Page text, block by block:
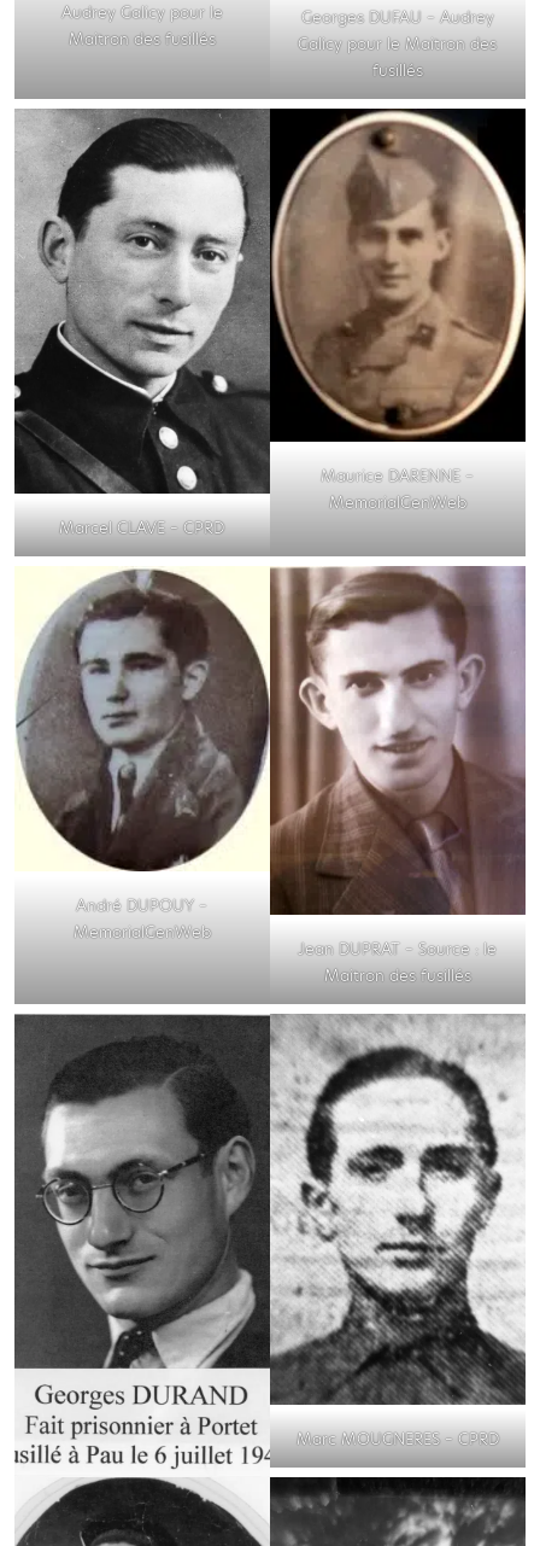
Audrey Galicy pour le
Maitron des fusillés
Georges DUFAU – Audrey
Galicy pour le Maitron des
fusillés
Marcel CLAVE – CPRD
Maurice DARENNE –
MemorialGenWeb
André DUPOUY –
MemorialGenWeb
Jean DUPRAT – Source : le
Maitron des fusillés
Marc MOUGNERES – CPRD